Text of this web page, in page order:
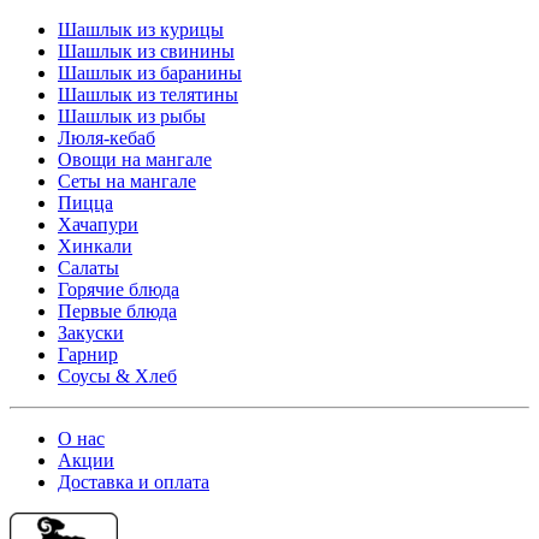
Шашлык из курицы
Шашлык из свинины
Шашлык из баранины
Шашлык из телятины
Шашлык из рыбы
Люля-кебаб
Овощи на мангале
Cеты на мангале
Пицца
Хачапури
Хинкали
Салаты
Горячие блюда
Первые блюда
Закуски
Гарнир
Соусы & Хлеб
О нас
Акции
Доставка и оплата